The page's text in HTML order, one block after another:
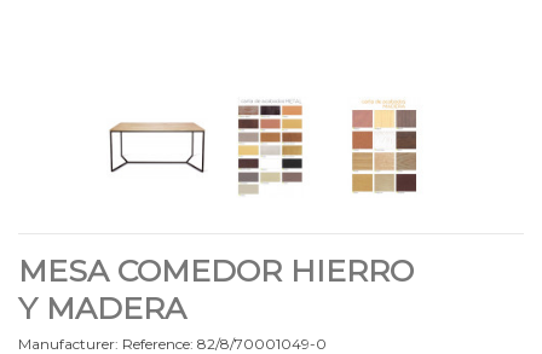
MESA COMEDOR HIERRO
Y MADERA
Manufacturer: Reference: 82/8/70001049-0